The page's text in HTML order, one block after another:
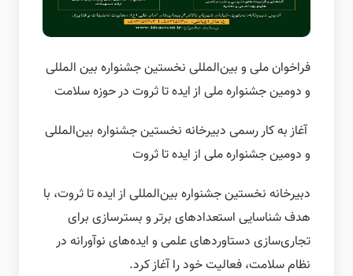
فراخوان ملی و بین‌المللی نخستین جشنواره بین المللی
و دومین جشنواره ملی از ایده تا ثروت در حوزه سلامت
آغاز به کار رسمی دبیرخانه نخستین جشنواره بین‌المللی
و دومین جشنواره ملی از ایده تا ثروت
دبیرخانه نخستین جشنواره بین‌المللی از ایده تا ثروت، با
هدف شناسایی استعدادهای برتر و بسترسازی برای
تجاری‌سازی دستاوردهای علمی و ایده‌های نوآورانه در
نظام سلامت، فعالیت خود را آغاز کرد.